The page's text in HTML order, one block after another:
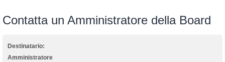
Contatta un Amministratore della Board
Destinatario:
Amministratore